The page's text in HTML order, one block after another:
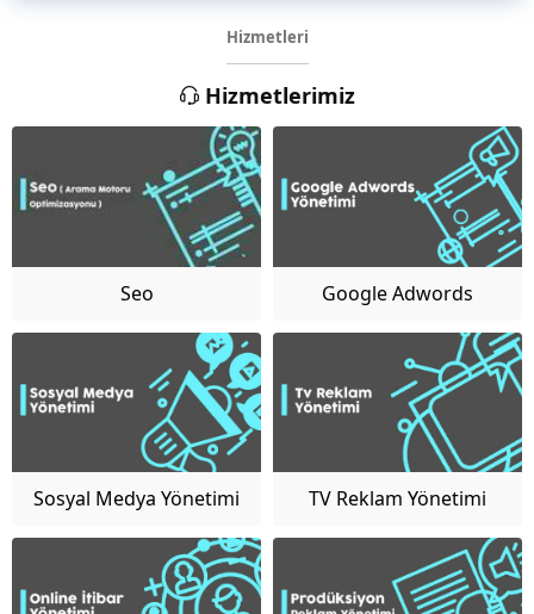
Hizmetleri
Hizmetlerimiz
Seo
Google Adwords
Sosyal Medya Yönetimi TV Reklam Yönetimi